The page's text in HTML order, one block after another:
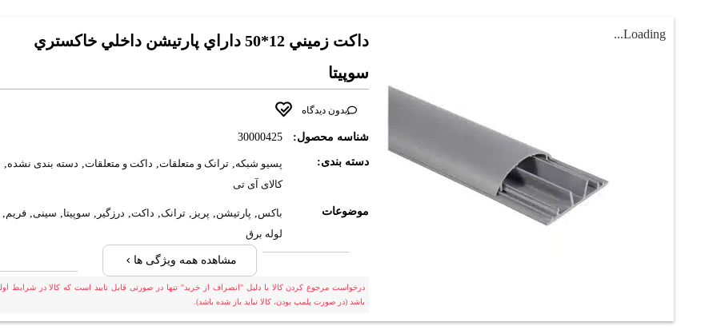
Loading...
داکت زميني 12*50 داراي پارتيشن داخلي خاکستري
سوپيتا
بدون دیدگاه
شناسه محصول: 30000425
دسته بندی: پسیو شبکه ترانک و متعلقات, داکت و متعلقات, دسته بندی نشده
کالای آی تی
موضوعات باکس پارتیشن پریز ترانک, داکت, درزگیر سوپیتا سینی فریم
لوله برق
مشاهده همه ویژگی ها
درخواست مرجوع کردن کالا با دلیل "انصراف از خرید" تنها در صورتی قابل تایید است که کالا در شرایط
باشد (در صورت پلمپ بودن، کالا نباید باز شده باشد).